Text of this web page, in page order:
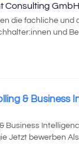
Consulting GmbH
die fachliche
und
& Business
Business
Jetzt bewerben